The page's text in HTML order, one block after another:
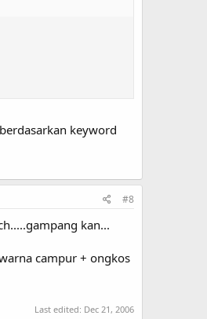
keyword
#8
kan...
campur + ongkos
Last edited: Dec 21, 2006